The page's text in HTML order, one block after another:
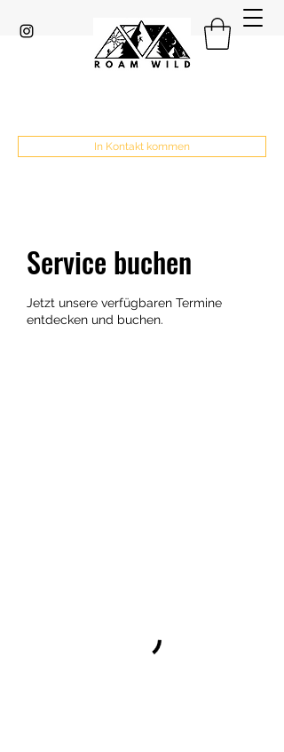
In Kontakt kommen
Service buchen
Jetzt unsere verfügbaren Termine
entdecken und buchen.